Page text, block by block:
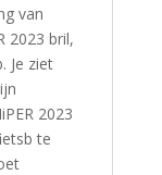
van
2023 bril,
Je ziet
2023
te